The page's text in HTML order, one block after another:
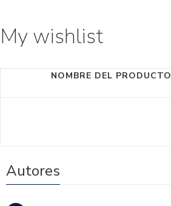
My wishlist
NOMBRE DEL PRODUCTO
Autores